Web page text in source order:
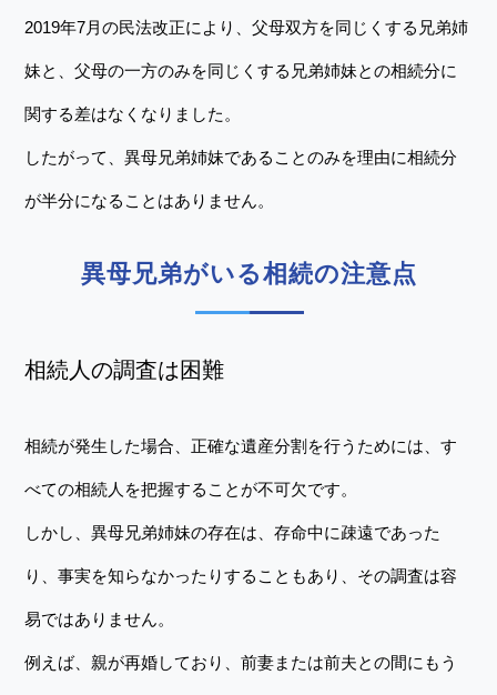
2019年7月の民法改正により、父母双方を同じくする兄弟姉
妹と、父母の一方のみを同じくする兄弟姉妹との相続分に
関する差はなくなりました。
したがって、異母兄弟姉妹であることのみを理由に相続分
が半分になることはありません。
異母兄弟がいる相続の注意点
相続人の調査は困難
相続が発生した場合、正確な遺産分割を行うためには、す
べての相続人を把握することが不可欠です。
しかし、異母兄弟姉妹の存在は、存命中に疎遠であった
り、事実を知らなかったりすることもあり、その調査は容
易ではありません。
例えば、親が再婚しており、前妻または前夫との間にもう